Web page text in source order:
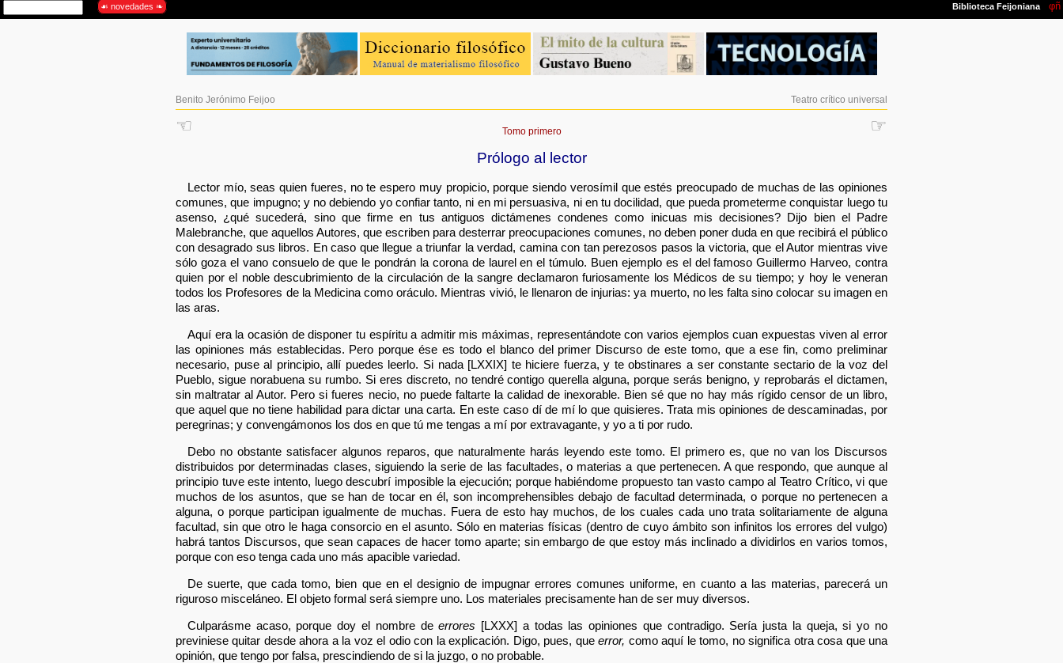
Benito Jerónimo Feijoo Teatro crítico universal
☜ ☞
Tomo primero
Prólogo al lector
Lector mío, seas quien fueres, no te espero muy propicio, porque siendo verosímil que estés preocupado de muchas de las opiniones
comunes, que impugno; y no debiendo yo confiar tanto, ni en mi persuasiva, ni en tu docilidad, que pueda prometerme conquistar luego tu
asenso, ¿qué sucederá, sino que firme en tus antiguos dictámenes condenes como inicuas mis decisiones? Dijo bien el Padre
Malebranche, que aquellos Autores, que escriben para desterrar preocupaciones comunes, no deben poner duda en que recibirá el público
con desagrado sus libros. En caso que llegue a triunfar la verdad, camina con tan perezosos pasos la victoria, que el Autor mientras vive
sólo goza el vano consuelo de que le pondrán la corona de laurel en el túmulo. Buen ejemplo es el del famoso Guillermo Harveo, contra
quien por el noble descubrimiento de la circulación de la sangre declamaron furiosamente los Médicos de su tiempo; y hoy le veneran
todos los Profesores de la Medicina como oráculo. Mientras vivió, le llenaron de injurias: ya muerto, no les falta sino colocar su imagen en
las aras.
Aquí era la ocasión de disponer tu espíritu a admitir mis máximas, representándote con varios ejemplos cuan expuestas viven al error
las opiniones más establecidas. Pero porque ése es todo el blanco del primer Discurso de este tomo, que a ese fin, como preliminar
necesario, puse al principio, allí puedes leerlo. Si nada [LXXIX] te hiciere fuerza, y te obstinares a ser constante sectario de la voz del
Pueblo, sigue norabuena su rumbo. Si eres discreto, no tendré contigo querella alguna, porque serás benigno, y reprobarás el dictamen,
sin maltratar al Autor. Pero si fueres necio, no puede faltarte la calidad de inexorable. Bien sé que no hay más rígido censor de un libro,
que aquel que no tiene habilidad para dictar una carta. En este caso dí de mí lo que quisieres. Trata mis opiniones de descaminadas, por
peregrinas; y convengámonos los dos en que tú me tengas a mí por extravagante, y yo a ti por rudo.
Debo no obstante satisfacer algunos reparos, que naturalmente harás leyendo este tomo. El primero es, que no van los Discursos
distribuidos por determinadas clases, siguiendo la serie de las facultades, o materias a que pertenecen. A que respondo, que aunque al
principio tuve este intento, luego descubrí imposible la ejecución; porque habiéndome propuesto tan vasto campo al Teatro Crítico, vi que
muchos de los asuntos, que se han de tocar en él, son incomprehensibles debajo de facultad determinada, o porque no pertenecen a
alguna, o porque participan igualmente de muchas. Fuera de esto hay muchos, de los cuales cada uno trata solitariamente de alguna
facultad, sin que otro le haga consorcio en el asunto. Sólo en materias físicas (dentro de cuyo ámbito son infinitos los errores del vulgo)
habrá tantos Discursos, que sean capaces de hacer tomo aparte; sin embargo de que estoy más inclinado a dividirlos en varios tomos,
porque con eso tenga cada uno más apacible variedad.
De suerte, que cada tomo, bien que en el designio de impugnar errores comunes uniforme, en cuanto a las materias, parecerá un
riguroso misceláneo. El objeto formal será siempre uno. Los materiales precisamente han de ser muy diversos.
Culparásme acaso, porque doy el nombre deerrores [LXXX] a todas las opiniones que contradigo. Sería justa la queja, si yo no
previniese quitar desde ahora a la voz el odio con la explicación. Digo, pues, queerror, como aquí le tomo, no significa otra cosa que una
opinión, que tengo por falsa, prescindiendo de si la juzgo, o no probable.